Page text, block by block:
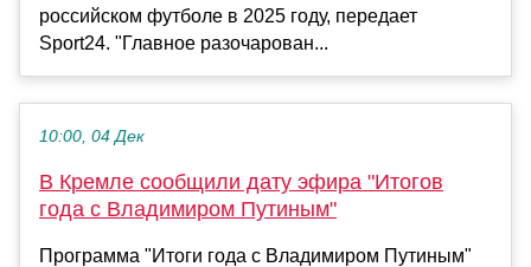
российском футболе в 2025 году, передает
Sport24. "Главное разочарован...
10:00, 04 Дек
В Кремле сообщили дату эфира "Итогов
года с Владимиром Путиным"
Программа "Итоги года с Владимиром Путиным"